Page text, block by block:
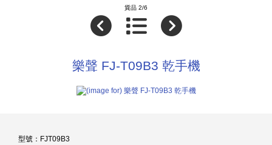
貨品 2/6
樂聲 FJ-T09B3 乾手機
型號：FJT09B3